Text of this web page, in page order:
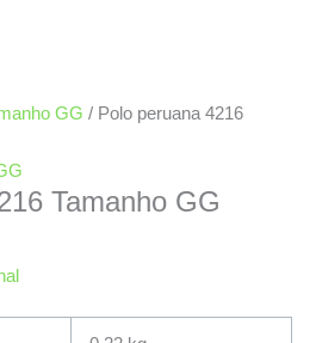
GG / Polo peruana 4216
Tamanho GG